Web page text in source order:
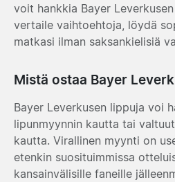
voit hankkia Bayer
vertaile vaihtoehtoja, löydä
matkasi ilman saksankielisiä
Mistä ostaa Bayer
Bayer Leverkusen lippuja voi
lipunmyynnin kautta tai
kautta. Virallinen myynti on
etenkin suosituimmissa
kansainvälisille faneille